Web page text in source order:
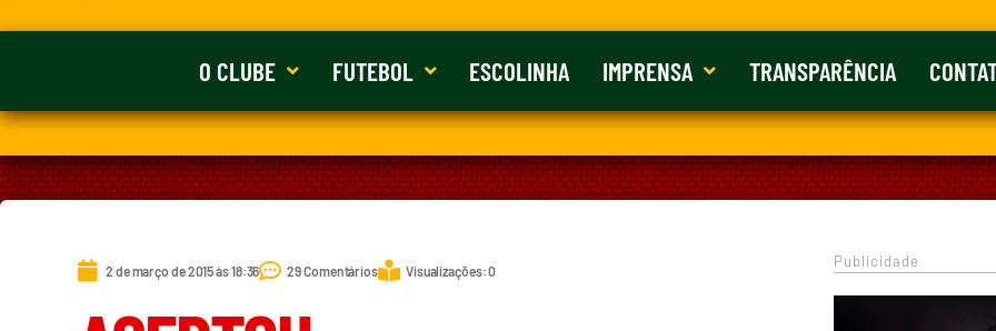
O CLUBE FUTEBOL ESCOLINHA IMPRENSA TRANSPARÊNCIA
2 de março de 2015 às 18:36 29 Comentários Visualizações: 0
Publicidade